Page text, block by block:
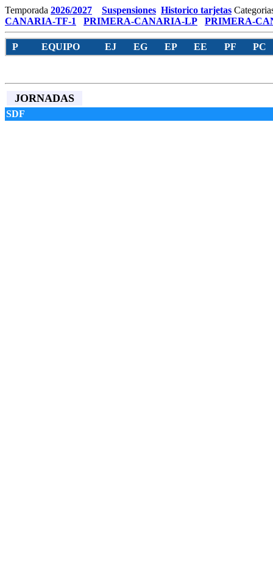
Temporada 2026/2027 Suspensiones Historico tarjetas
CANARIA-TF-1
PRIMERA-CANARIA-LP PRIMERA-
P EQUIPO EJ EG EP EE PF PC
JORNADAS
SDF